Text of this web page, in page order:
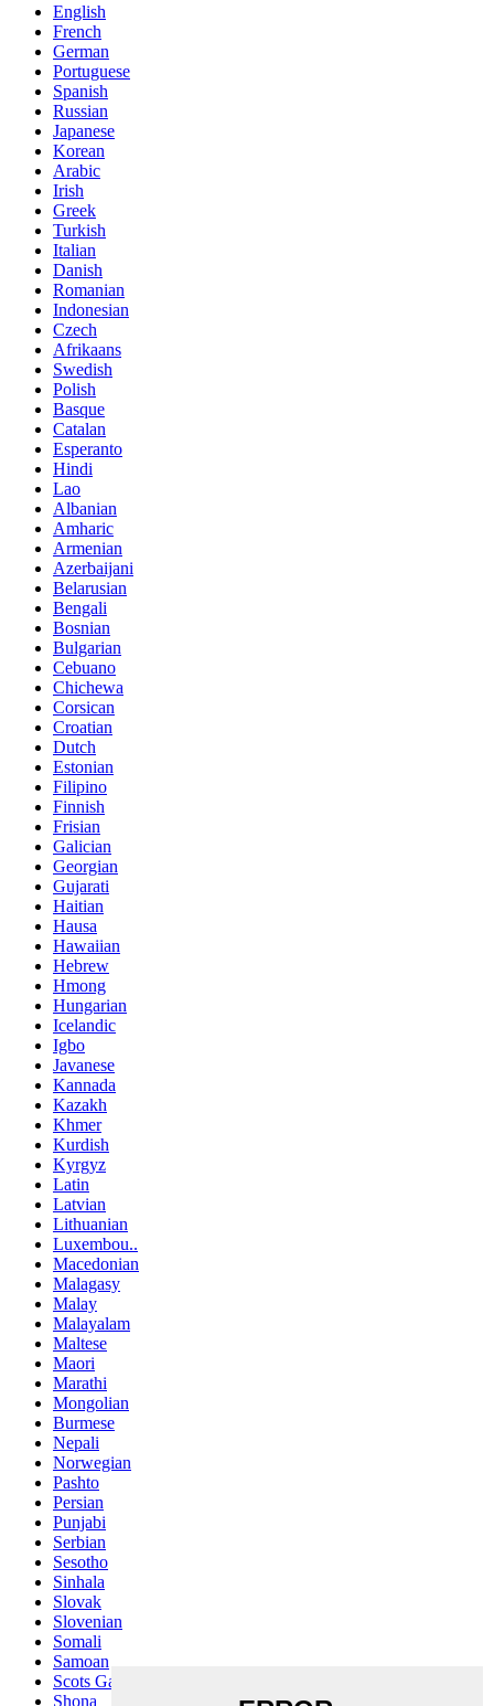
English
French
German
Portuguese
Spanish
Russian
Japanese
Korean
Arabic
Irish
Greek
Turkish
Italian
Danish
Romanian
Indonesian
Czech
Afrikaans
Swedish
Polish
Basque
Catalan
Esperanto
Hindi
Lao
Albanian
Amharic
Armenian
Azerbaijani
Belarusian
Bengali
Bosnian
Bulgarian
Cebuano
Chichewa
Corsican
Croatian
Dutch
Estonian
Filipino
Finnish
Frisian
Galician
Georgian
Gujarati
Haitian
Hausa
Hawaiian
Hebrew
Hmong
Hungarian
Icelandic
Igbo
Javanese
Kannada
Kazakh
Khmer
Kurdish
Kyrgyz
Latin
Latvian
Lithuanian
Luxembou..
Macedonian
Malagasy
Malay
Malayalam
Maltese
Maori
Marathi
Mongolian
Burmese
Nepali
Norwegian
Pashto
Persian
Punjabi
Serbian
Sesotho
Sinhala
Slovak
Slovenian
Somali
Samoan
Scots Gaelic
Shona